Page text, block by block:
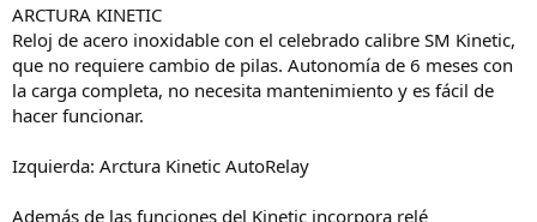
ARCTURA KINETIC
Reloj de acero inoxidable con el celebrado calibre SM Kinetic,
que no requiere cambio de pilas. Autonomía de 6 meses con
la carga completa, no necesita mantenimiento y es fácil de
hacer funcionar.
Izquierda: Arctura Kinetic AutoRelay
Además de las funciones del Kinetic incorpora relé